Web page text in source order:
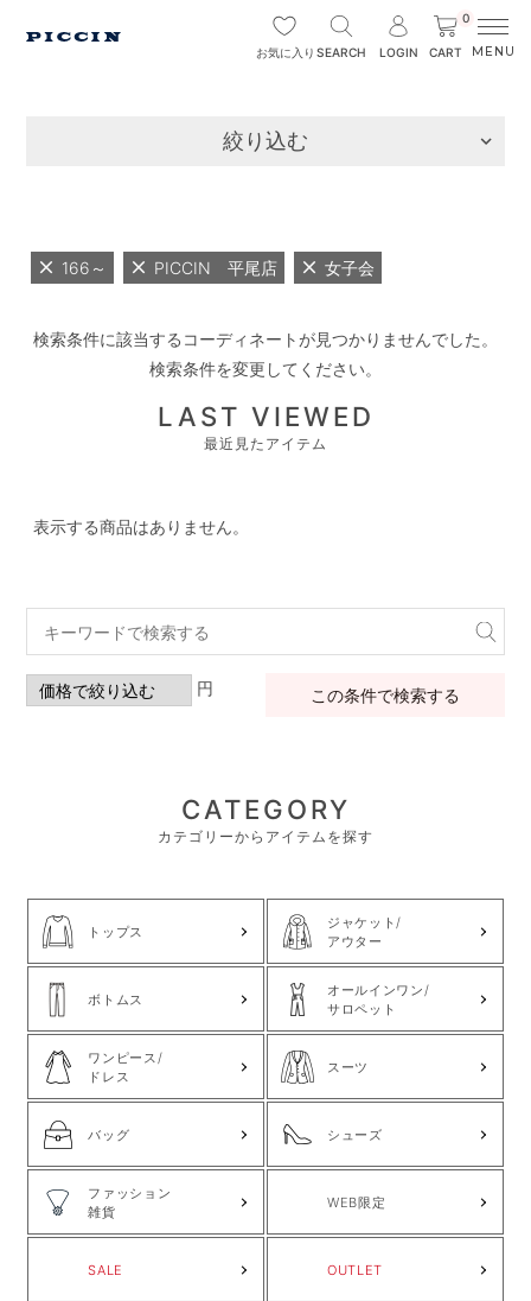
お気に入り SEARCH LOGIN
0
CART
絞り込む
166～ PICCIN 平尾店 女子会
検索条件に該当するコーディネートが見つかりませんでした。
検索条件を変更してください。
LAST VIEWED
最近見たアイテム
表示する商品はありません。
円 この条件で検索する
CATEGORY
カテゴリーからアイテムを探す
トップス
ジャケット/
アウター
ボトムス
オールインワン/
サロペット
ワンピース/
ドレス
スーツ
バッグ シューズ
ファッション
雑貨
WEB限定
SALE OUTLET